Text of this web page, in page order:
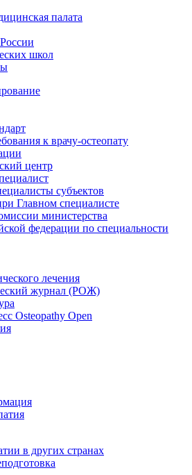
палата
школ
к врачу-остеопату
центр
субъектов
Главном специалисте
министерства
федерации по специальности
лечения
журнал (РОЖ)
Osteopathy Open
в других странах